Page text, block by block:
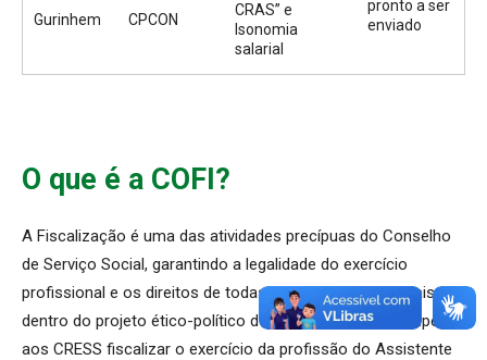
Gurinhem CPCON
CRAS” e
Isonomia
salarial
pronto a ser
enviado
O que é a COFI?
A Fiscalização é uma das atividades precípuas do Conselho
de Serviço Social, garantindo a legalidade do exercício
profissional e os direitos de todas/os as/os profissionais,
dentro do projeto ético-político do Serviço Social. “Compete
aos CRESS fiscalizar o exercício da profissão do Assistente